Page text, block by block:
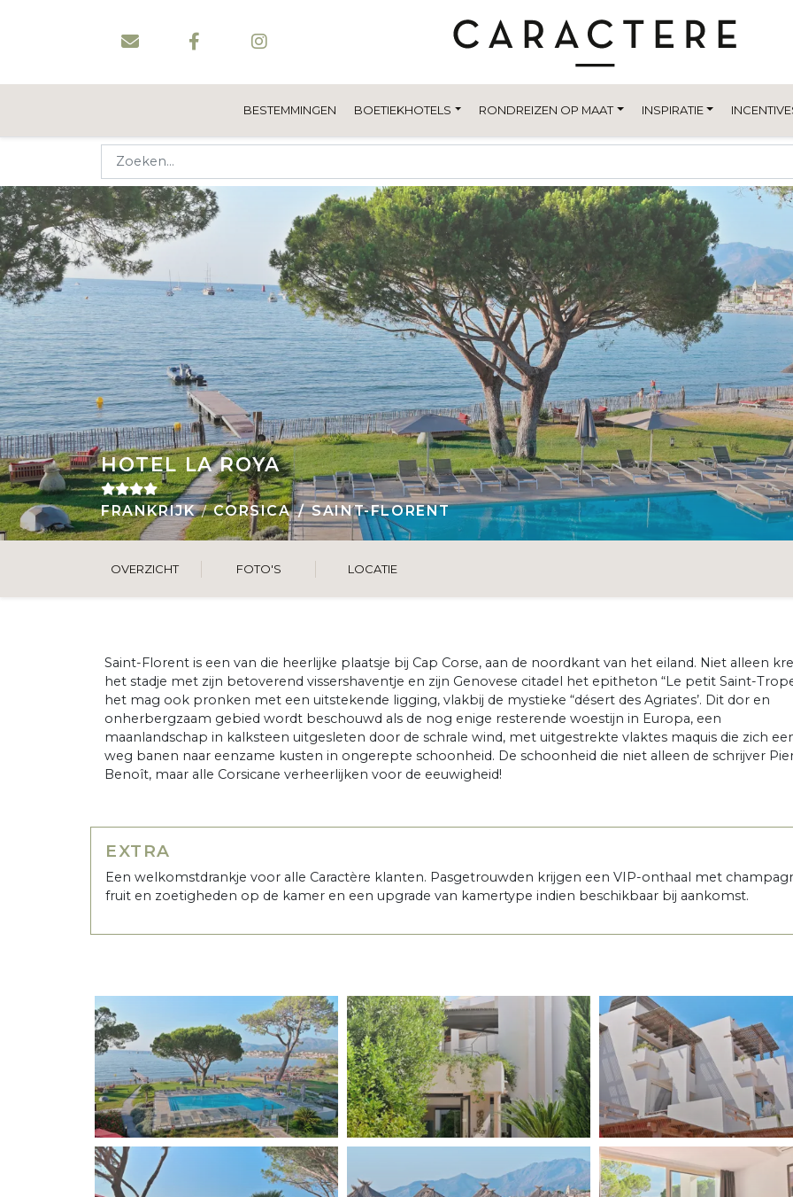
BESTEMMINGEN BOETIEKHOTELS RONDREIZEN OP MAAT INSPIRATIE
HOTEL LA ROYA
FRANKRIJK CORSICA SAINT-FLORENT
OVERZICHT FOTO'S LOCATIE
Saint-Florent is een van die heerlijke plaatsje bij Cap Corse, aan de noordkant van het eiland. Niet alleen
het stadje met zijn betoverend vissershaventje en zijn Genovese citadel het epitheton “Le petit Saint-
het mag ook pronken met een uitstekende ligging, vlakbij de mystieke “désert des Agriates’. Dit dor en
onherbergzaam gebied wordt beschouwd als de nog enige resterende woestijn in Europa, een
maanlandschap in kalksteen uitgesleten door de schrale wind, met uitgestrekte vlaktes maquis die zich
weg banen naar eenzame kusten in ongerepte schoonheid. De schoonheid die niet alleen de schrijver
Benoît, maar alle Corsicane verheerlijken voor de eeuwigheid!
EXTRA
Een welkomstdrankje voor alle Caractère klanten. Pasgetrouwden krijgen een VIP-onthaal met
fruit en zoetigheden op de kamer en een upgrade van kamertype indien beschikbaar bij aankomst.